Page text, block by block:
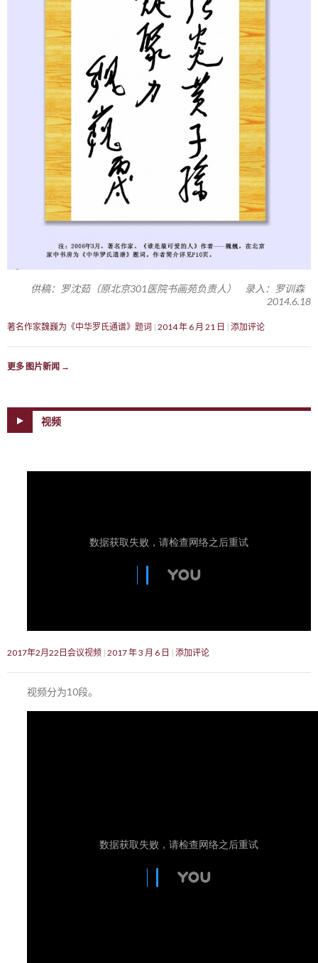
供稿：罗沈茹（原北京301医院书画苑负责人） 录入：罗训森
2014.6.18
著名作家魏巍为《中华罗氏通谱》题词 2014 年 6 月 21 日 添加评论
更多 图片新闻 →
视频
2017年2月22日会议视频 2017 年 3 月 6 日 添加评论
视频分为10段。